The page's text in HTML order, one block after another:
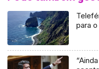
para